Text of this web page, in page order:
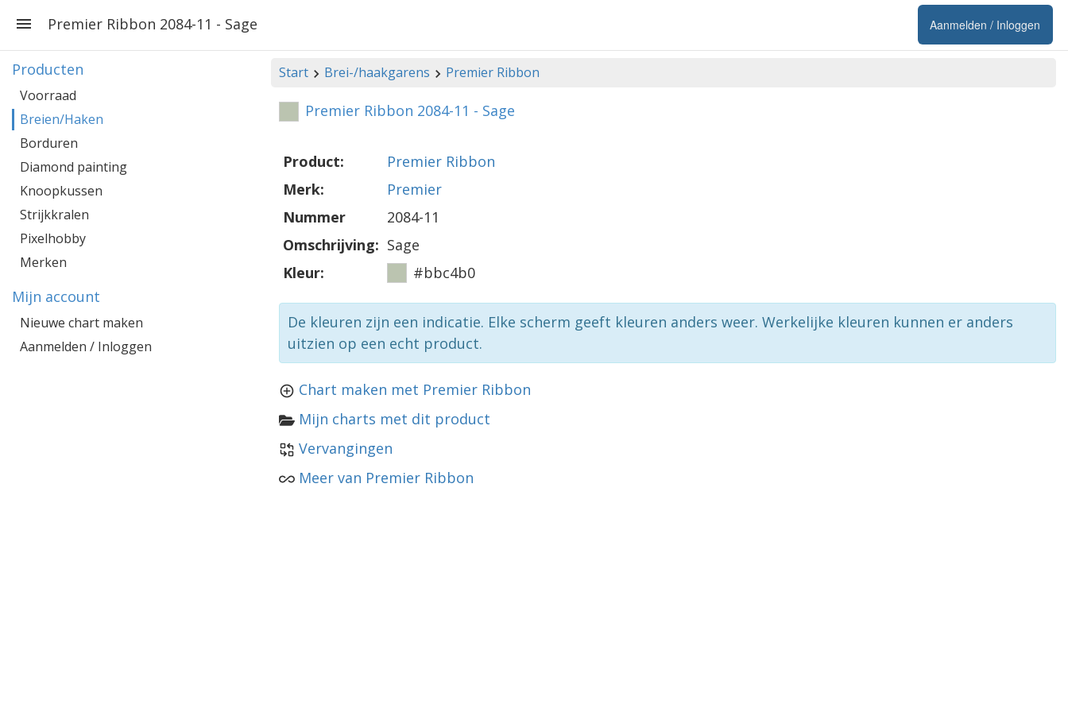
Aanmelden / Inloggen
Premier Ribbon 2084-11 - Sage
Start Brei-/haakgarens Premier Ribbon
Premier Ribbon 2084-11 - Sage
Product:
Premier Ribbon
Merk:
Premier
Nummer
2084-11
Omschrijving: Sage
Kleur:
#bbc4b0
De kleuren zijn een indicatie. Elke scherm geeft kleuren anders weer. Werkelijke kleuren kunnen er anders
uitzien op een echt product.
Chart maken met Premier Ribbon
Mijn charts met dit product
Vervangingen
Meer van Premier Ribbon
Producten
Voorraad
Breien/Haken
Borduren
Diamond painting
Knoopkussen
Strijkkralen
Pixelhobby
Merken
Mijn account
Nieuwe chart maken
Aanmelden / Inloggen